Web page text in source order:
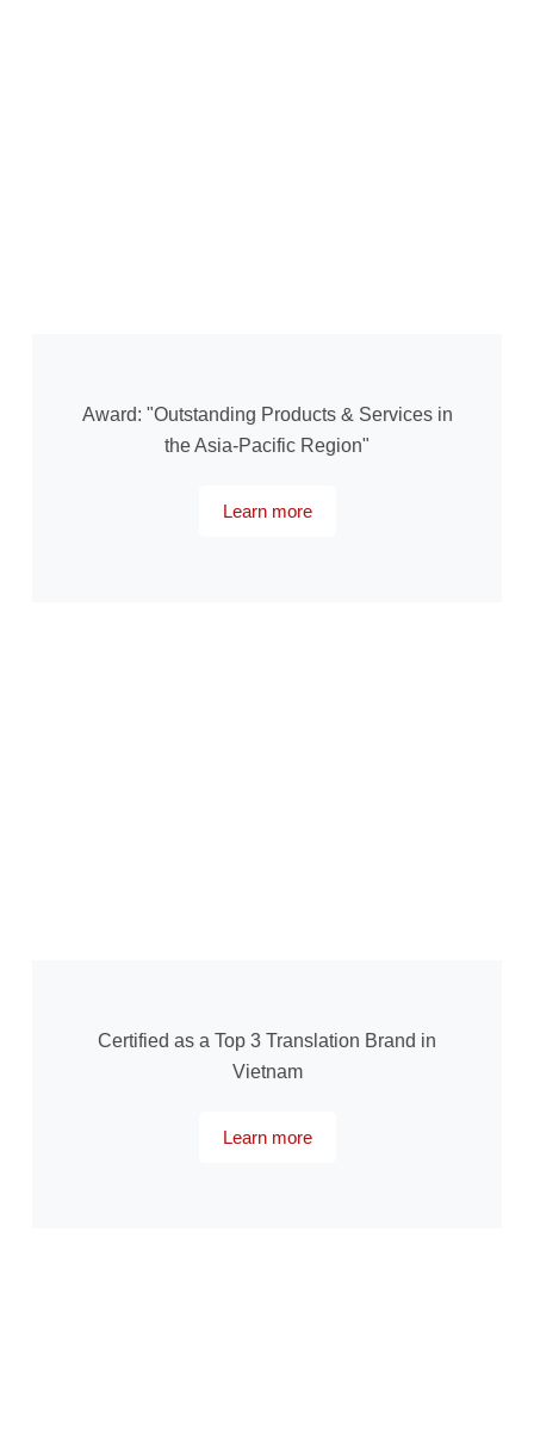
Award: "Outstanding Products & Services in
the Asia-Pacific Region"
Learn more
Certified as a Top 3 Translation Brand in
Vietnam
Learn more